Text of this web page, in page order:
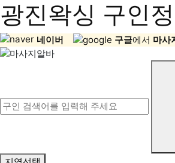
광진왁싱 구인
네이버 구글에서 마사